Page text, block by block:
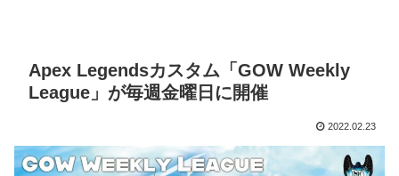
Apex Legendsカスタム「GOW Weekly
League」が毎週金曜日に開催
2022.02.23